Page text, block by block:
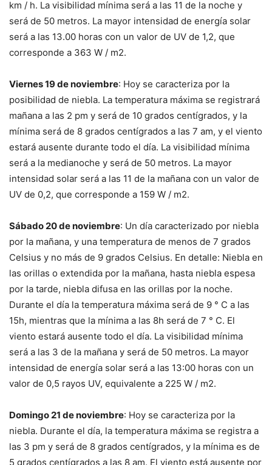
km / h. La visibilidad mínima será a las 11 de la noche y
será de 50 metros. La mayor intensidad de energía solar
será a las 13.00 horas con un valor de UV de 1,2, que
corresponde a 363 W / m2.
Viernes 19 de noviembre: Hoy se caracteriza por la
posibilidad de niebla. La temperatura máxima se registrará
mañana a las 2 pm y será de 10 grados centígrados, y la
mínima será de 8 grados centígrados a las 7 am, y el viento
estará ausente durante todo el día. La visibilidad mínima
será a la medianoche y será de 50 metros. La mayor
intensidad solar será a las 11 de la mañana con un valor de
UV de 0,2, que corresponde a 159 W / m2.
Sábado 20 de noviembre: Un día caracterizado por niebla
por la mañana, y una temperatura de menos de 7 grados
Celsius y no más de 9 grados Celsius. En detalle: Niebla en
las orillas o extendida por la mañana, hasta niebla espesa
por la tarde, niebla difusa en las orillas por la noche.
Durante el día la temperatura máxima será de 9 ° C a las
15h, mientras que la mínima a las 8h será de 7 ° C. El
viento estará ausente todo el día. La visibilidad mínima
será a las 3 de la mañana y será de 50 metros. La mayor
intensidad de energía solar será a las 13:00 horas con un
valor de 0,5 rayos UV, equivalente a 225 W / m2.
Domingo 21 de noviembre: Hoy se caracteriza por la
niebla. Durante el día, la temperatura máxima se registra a
las 3 pm y será de 8 grados centígrados, y la mínima es de
5 grados centígrados a las 8 am. El viento está ausente por